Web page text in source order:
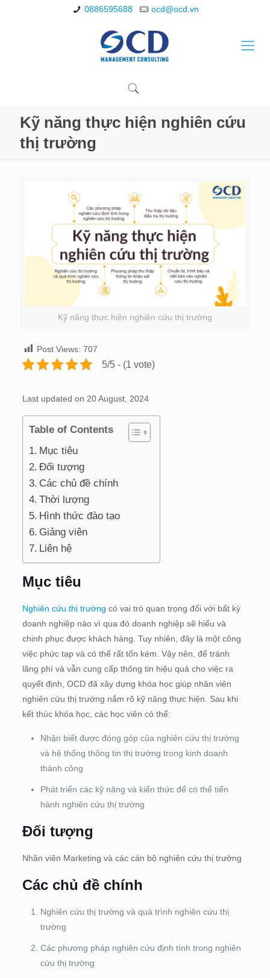
0886595688 ocd@ocd.vn
Kỹ năng thực hiện nghiên cứu
thị trường
Kỹ năng thực hiện nghiên cứu thị trường
Post Views: 707
5/5 - (1 vote)
Last updated on 20 August, 2024
Table of Contents
Mục tiêu
Đối tượng
Các chủ đề chính
Thời lượng
Hình thức đào tạo
Giảng viên
Liên hệ
Mục tiêu
Nghiên cứu thị trường có vai trò quan trọng đối với bất kỳ
doanh nghiệp nào vì qua đó doanh nghiệp sẽ hiểu và
chinh phục được khách hàng. Tuy nhiên, đây là một công
việc phức tạp và có thể rất tốn kém. Vậy nên, để tránh
lãng phí và vẫn cung cấp thông tin hiệu quả cho việc ra
quyết định, OCD đã xây dựng khóa học giúp nhân viên
nghiên cứu thị trường nắm rõ kỹ năng thực hiện. Sau khi
kết thúc khóa học, các học viên có thể:
Nhận biết được đóng góp của nghiên cứu thị trường
và hệ thống thông tin thị trường trong kinh doanh
thành công
Phát triển các kỹ năng và kiến thức để có thể tiến
hành nghiên cứu thị trường
Đối tượng
Nhân viên Marketing và các cán bộ nghiên cứu thị trường
Các chủ đề chính
Nghiên cứu thị trường và quá trình nghiên cứu thị
trường
Các phương pháp nghiên cứu định tính trong nghiên
cứu thị trường